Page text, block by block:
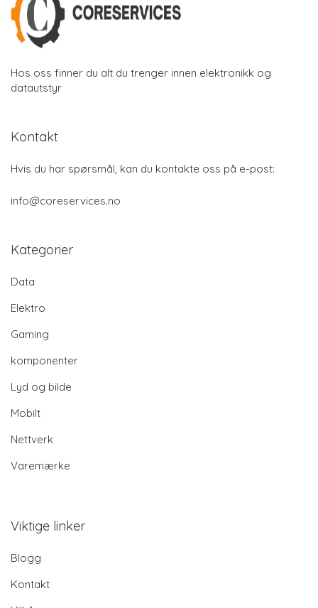
Hos oss finner du alt du trenger innen elektronikk og
datautstyr
Kontakt
Hvis du har spørsmål, kan du kontakte oss på e-post:
info@coreservices.no
Kategorier
Data
Elektro
Gaming
komponenter
Lyd og bilde
Mobilt
Nettverk
Varemærke
Viktige linker
Blogg
Kontakt